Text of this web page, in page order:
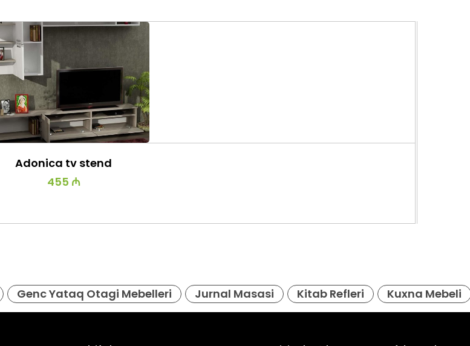
Adonica tv stend
455 ₼
Genc Yataq Otagi Mebelleri Jurnal Masasi Kitab Refleri Kuxna Mebeli